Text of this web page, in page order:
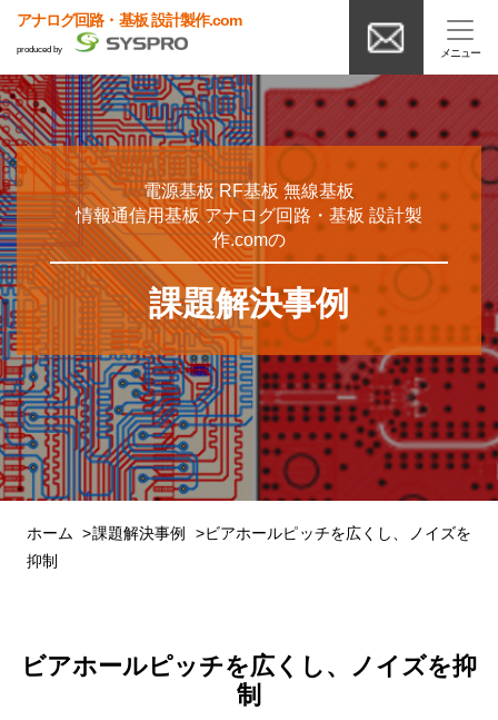
アナログ回路・基板 設計製作.com
produced by
電源基板 RF基板 無線基板
情報通信用基板 アナログ回路・基板 設計製
作.comの
課題解決事例
ホーム 課題解決事例
ビアホールピッチを広くし、ノイズを
抑制
ビアホールピッチを広くし、ノイズを抑
制